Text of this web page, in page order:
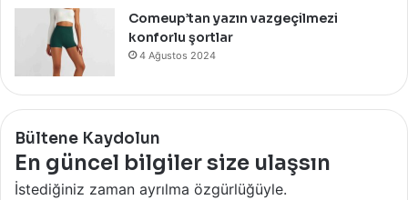
Comeup’tan yazın vazgeçilmezi
konforlu şortlar
4 Ağustos 2024
Bültene Kaydolun
En güncel bilgiler size ulaşsın
İstediğiniz zaman ayrılma özgürlüğüyle.